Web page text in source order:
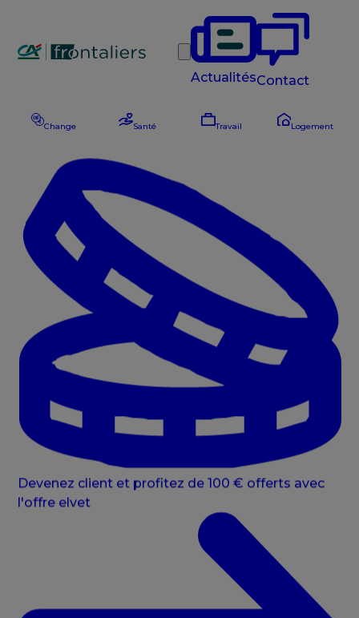
Rechercher
ActualitésContact
Change Santé Travail Logement
Devenez client et profitez de 100 € offerts avec
l'offre elvet